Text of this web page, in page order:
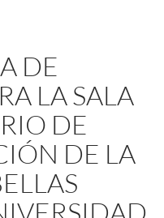
DE
LA SALA
DE
DE LA